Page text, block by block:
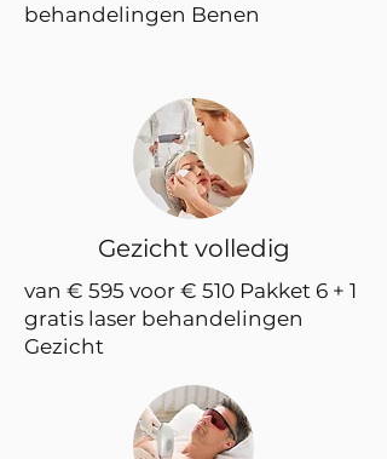
behandelingen Benen
Gezicht volledig
van € 595 voor € 510 Pakket 6 + 1
gratis laser behandelingen
Gezicht